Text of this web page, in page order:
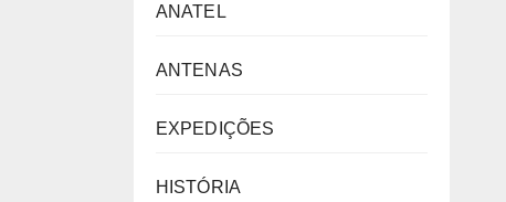
ANATEL
ANTENAS
EXPEDIÇÕES
HISTÓRIA